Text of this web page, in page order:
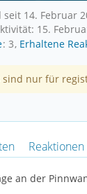
14. Februar
15.
3 Erhaltene
sind nur für
Reaktionen
an der